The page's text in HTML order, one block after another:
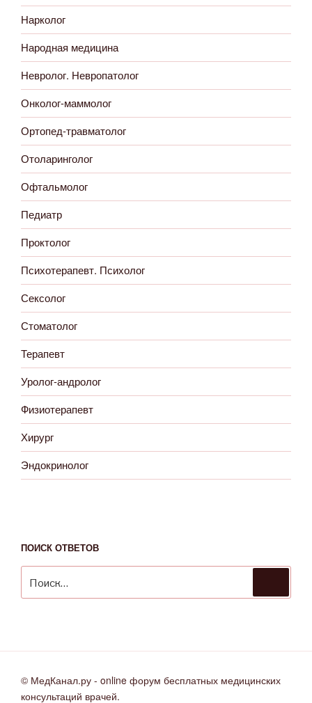
Нарколог
Народная медицина
Невролог. Невропатолог
Онколог-маммолог
Ортопед-травматолог
Отоларинголог
Офтальмолог
Педиатр
Проктолог
Психотерапевт. Психолог
Сексолог
Стоматолог
Терапевт
Уролог-андролог
Физиотерапевт
Хирург
Эндокринолог
ПОИСК ОТВЕТОВ
© МедКанал.ру - online форум бесплатных медицинских
консультаций врачей.